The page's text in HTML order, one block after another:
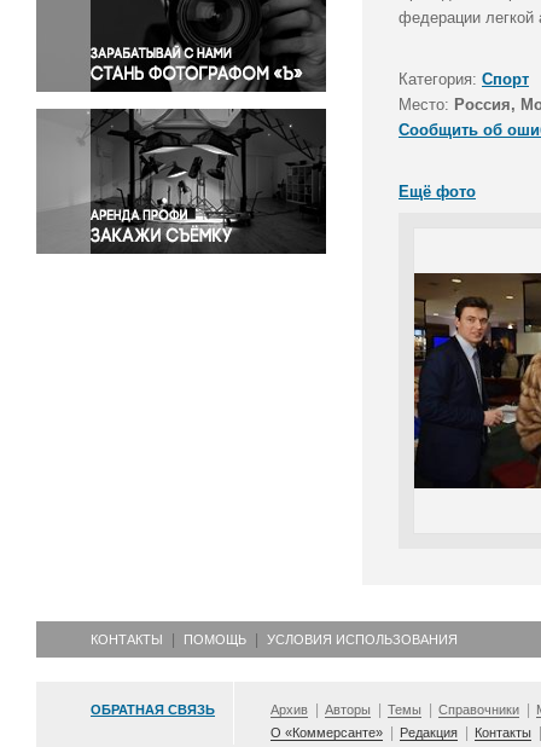
Правосудие
Происшествия и конфликты
Религия
Светская жизнь
Спорт
Экология
Экономика и бизнес
федерации
Категория: Спорт
Место: Россия,
Сообщить об
Ещё фото
КОНТАКТЫ ПОМОЩЬ УСЛОВИЯ ИСПОЛЬЗОВАНИЯ
ОБРАТНАЯ СВЯЗЬ Архив Авторы Темы Справочники
О «Коммерсанте»
Редакция Контакты